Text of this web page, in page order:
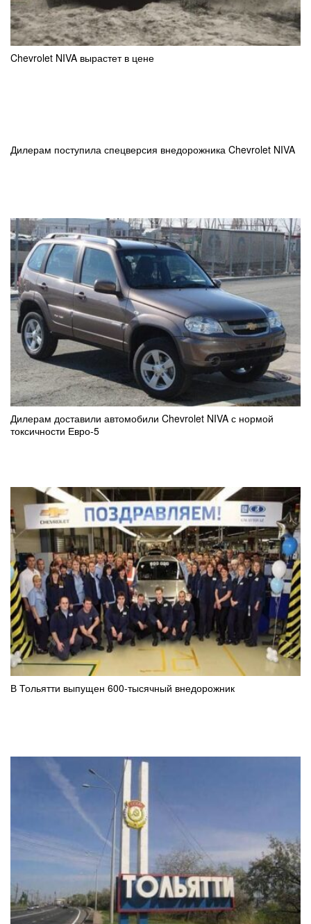
Chevrolet NIVA вырастет в цене
Дилерам поступила спецверсия внедорожника Chevrolet NIVA
Дилерам доставили автомобили Chevrolet NIVA с нормой
токсичности Евро-5
В Тольятти выпущен 600-тысячный внедорожник